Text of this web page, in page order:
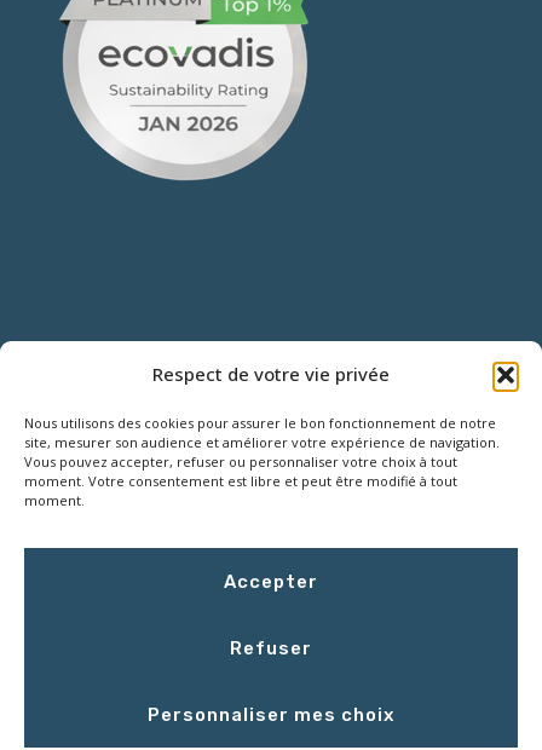
Respect de votre vie privée
Nous utilisons des cookies pour assurer le bon fonctionnement de notre
site, mesurer son audience et améliorer votre expérience de navigation.
Vous pouvez accepter, refuser ou personnaliser votre choix à tout
moment. Votre consentement est libre et peut être modifié à tout
moment.
Accepter
Refuser
Personnaliser mes choix
18 Rue Roger SALENGRO,
Z.I. des Grouëts, 41100 SAINT-OUEN
Le vendredi : 8h00 - 16h30